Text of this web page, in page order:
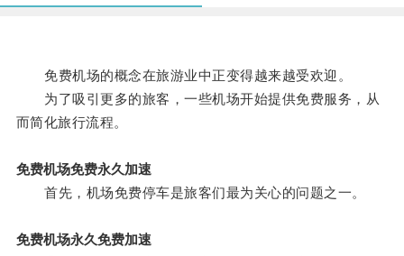
免费机场的概念在旅游业中正变得越来越受欢迎。
为了吸引更多的旅客，一些机场开始提供免费服务，从
而简化旅行流程。
免费机场免费永久加速
首先，机场免费停车是旅客们最为关心的问题之一。
免费机场永久免费加速